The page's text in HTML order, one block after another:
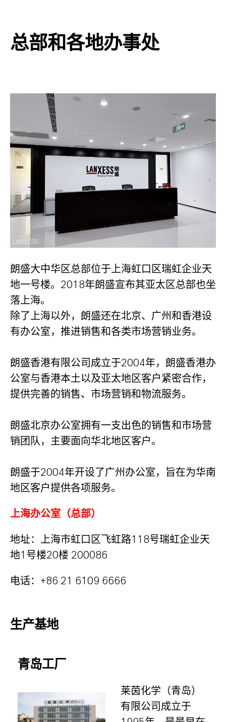
总部和各地办事处
LANXESS
朗盛大中华区总部位于上海虹口区瑞虹企业天
地一号楼。2018年朗盛宣布其亚太区总部也坐
落上海。
除了上海以外，朗盛还在北京、广州和香港设
有办公室，推进销售和各类市场营销业务。
朗盛香港有限公司成立于2004年，朗盛香港办
公室与香港本土以及亚太地区客户紧密合作，
提供完善的销售、市场营销和物流服务。
朗盛北京办公室拥有一支出色的销售和市场营
销团队，主要面向华北地区客户。
朗盛于2004年开设了广州办公室，旨在为华南
地区客户提供各项服务。
上海办公室（总部）
地址：上海市虹口区飞虹路118号瑞虹企业天
地1号楼20楼 200086
电话： +86 21 6109 6666
生产基地
青岛工厂
莱茵化学（青岛）
有限公司成立于